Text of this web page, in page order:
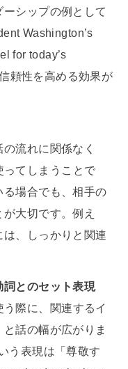
シップの例として
Washington’s
for today’s
頼性を高める効果が
流れに関係なく
ってしまうことで
場合でも、相手の
大切です。例え
、しっかりと関連
詞とのセット表現
際に、関連するイ
話の幅が広がりま
う表現は「尊敬す